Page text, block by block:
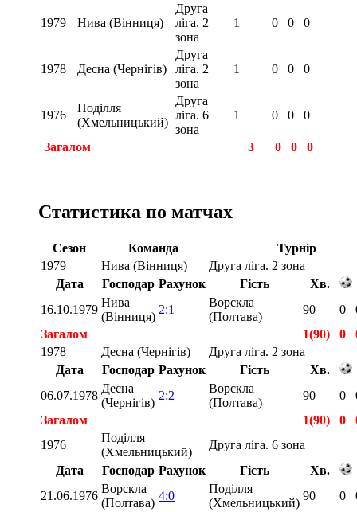
1979 Нива (Вінниця)
Друга
ліга. 2
зона
1 0 0 0
1978 Десна (Чернігів)
Друга
ліга. 2
зона
1 0 0 0
1976
Поділля
(Хмельницький)
Друга
ліга. 6
зона
1 0 0 0
Загалом 3 0 0 0
Статистика по матчах
Сезон Команда
Турнір
1979
Нива (Вінниця)
Друга ліга. 2 зона
Дата
Господар Рахунок Гість
Хв.
16.10.1979
Нива
(Вінниця)
2:1
Ворскла
(Полтава)
90 0
Загалом
1(90) 0
1978
Десна (Чернігів)
Друга ліга. 2 зона
Дата
Господар Рахунок Гість
Хв.
06.07.1978
Десна
(Чернігів)
2:2
Ворскла
(Полтава)
90 0
Загалом
1(90) 0
1976
Поділля
(Хмельницький)
Друга ліга. 6 зона
Дата
Господар Рахунок Гість
Хв.
21.06.1976
Ворскла
(Полтава)
4:0
Поділля
(Хмельницький)
90 0